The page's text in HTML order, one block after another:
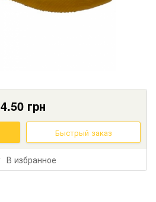
4.50 грн
Быстрый заказ
В избранное